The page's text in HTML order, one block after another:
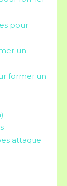
pour
un
former un
attaque